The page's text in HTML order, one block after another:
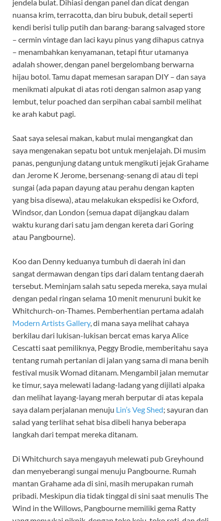
jendela bulat. Dihiasi dengan panel dan dicat dengan
nuansa krim, terracotta, dan biru bubuk, detail seperti
kendi berisi tulip putih dan barang-barang salvaged store
– cermin vintage dan laci kayu pinus yang dihapus catnya
– menambahkan kenyamanan, tetapi fitur utamanya
adalah shower, dengan panel bergelombang berwarna
hijau botol. Tamu dapat memesan sarapan DIY – dan saya
menikmati alpukat di atas roti dengan salmon asap yang
lembut, telur poached dan serpihan cabai sambil melihat
ke arah kabut pagi.
Saat saya selesai makan, kabut mulai mengangkat dan
saya mengenakan sepatu bot untuk menjelajah. Di musim
panas, pengunjung datang untuk mengikuti jejak Grahame
dan Jerome K Jerome, bersenang-senang di atau di tepi
sungai (ada papan dayung atau perahu dengan kapten
yang bisa disewa), atau melakukan ekspedisi ke Oxford,
Windsor, dan London (semua dapat dijangkau dalam
waktu kurang dari satu jam dengan kereta dari Goring
atau Pangbourne).
Koo dan Denny keduanya tumbuh di daerah ini dan
sangat dermawan dengan tips dari dalam tentang daerah
tersebut. Meminjam salah satu sepeda mereka, saya mulai
dengan pedal ringan selama 10 menit menuruni bukit ke
Whitchurch-on-Thames. Pemberhentian pertama adalah
Modern Artists Gallery, di mana saya melihat cahaya
berkilau dari lukisan-lukisan bercat emas karya Alice
Cescatti saat pemiliknya, Peggy Brodie, memberitahu saya
tentang rumah pertanian di jalan yang sama di mana benih
festival musik Womad ditanam. Mengambil jalan memutar
ke timur, saya melewati ladang-ladang yang dijilati alpaka
dan melihat layang-layang merah berputar di atas kepala
saya dalam perjalanan menuju Lin’s Veg Shed; sayuran dan
salad yang terlihat sehat bisa dibeli hanya beberapa
langkah dari tempat mereka ditanam.
Di Whitchurch saya mengayuh melewati pub Greyhound
dan menyeberangi sungai menuju Pangbourne. Rumah
mantan Grahame ada di sini, masih merupakan rumah
pribadi. Meskipun dia tidak tinggal di sini saat menulis The
Wind in the Willows, Pangbourne memiliki gema Ratty